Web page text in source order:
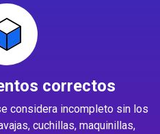
correctos
considera incompleto sin los
cuchillas, maquinillas,